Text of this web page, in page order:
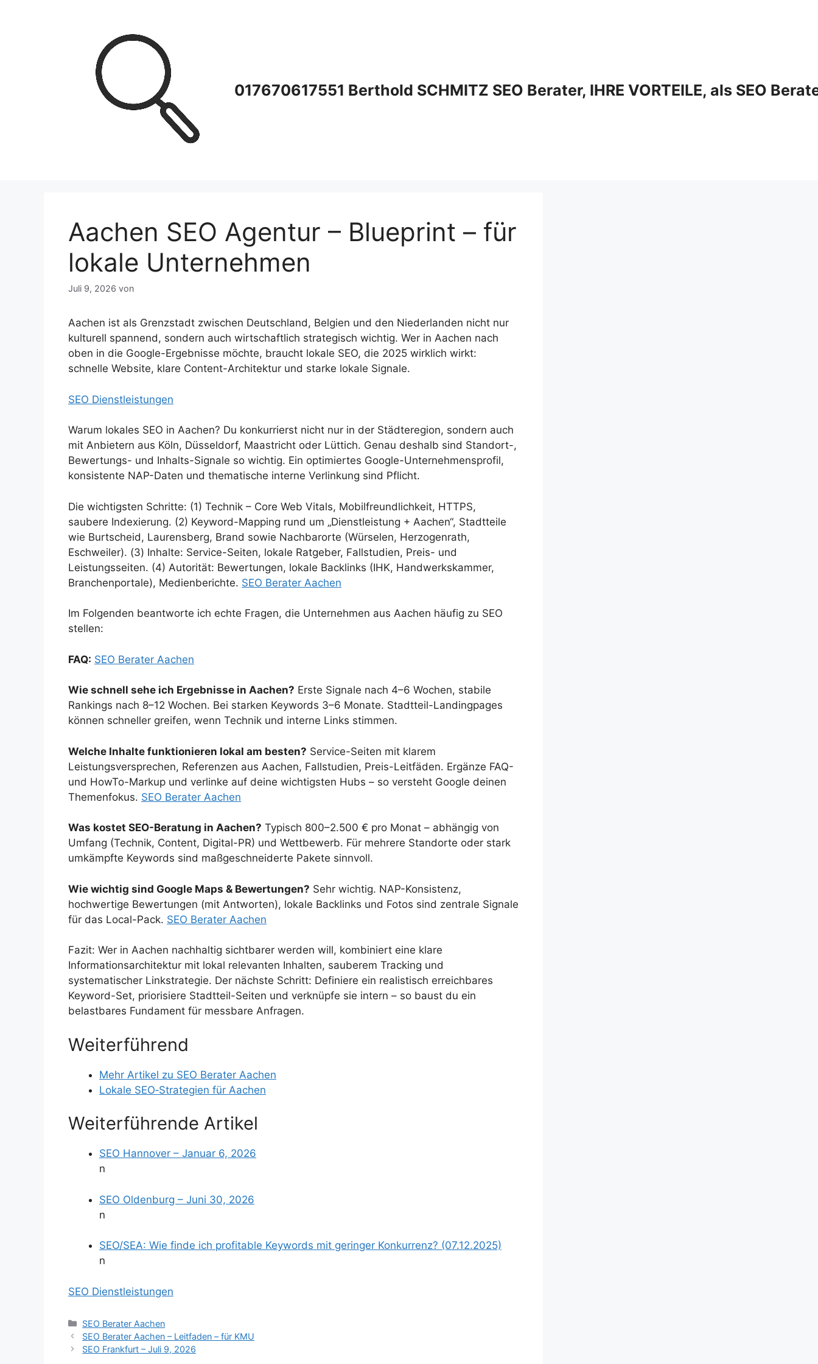
017670617551 Berthold SCHMITZ SEO Berater, IHRE VORTEILE, als SEO
Aachen SEO Agentur – Blueprint – für
lokale Unternehmen
Juli 9, 2026 von
Aachen ist als Grenzstadt zwischen Deutschland, Belgien und den Niederlanden nicht nur
kulturell spannend, sondern auch wirtschaftlich strategisch wichtig. Wer in Aachen nach
oben in die Google-Ergebnisse möchte, braucht lokale SEO, die 2025 wirklich wirkt:
schnelle Website, klare Content-Architektur und starke lokale Signale.
SEO Dienstleistungen
Warum lokales SEO in Aachen? Du konkurrierst nicht nur in der Städteregion, sondern auch
mit Anbietern aus Köln, Düsseldorf, Maastricht oder Lüttich. Genau deshalb sind Standort-,
Bewertungs- und Inhalts-Signale so wichtig. Ein optimiertes Google-Unternehmensprofil,
konsistente NAP-Daten und thematische interne Verlinkung sind Pflicht.
Die wichtigsten Schritte: (1) Technik – Core Web Vitals, Mobilfreundlichkeit, HTTPS,
saubere Indexierung. (2) Keyword-Mapping rund um „Dienstleistung + Aachen“, Stadtteile
wie Burtscheid, Laurensberg, Brand sowie Nachbarorte (Würselen, Herzogenrath,
Eschweiler). (3) Inhalte: Service-Seiten, lokale Ratgeber, Fallstudien, Preis- und
Leistungsseiten. (4) Autorität: Bewertungen, lokale Backlinks (IHK, Handwerkskammer,
Branchenportale), Medienberichte. SEO Berater Aachen
Im Folgenden beantworte ich echte Fragen, die Unternehmen aus Aachen häufig zu SEO
stellen:
FAQ: SEO Berater Aachen
Wie schnell sehe ich Ergebnisse in Aachen? Erste Signale nach 4–6 Wochen, stabile
Rankings nach 8–12 Wochen. Bei starken Keywords 3–6 Monate. Stadtteil-Landingpages
können schneller greifen, wenn Technik und interne Links stimmen.
Welche Inhalte funktionieren lokal am besten? Service-Seiten mit klarem
Leistungsversprechen, Referenzen aus Aachen, Fallstudien, Preis-Leitfäden. Ergänze FAQ-
und HowTo-Markup und verlinke auf deine wichtigsten Hubs – so versteht Google deinen
Themenfokus. SEO Berater Aachen
Was kostet SEO-Beratung in Aachen? Typisch 800–2.500 € pro Monat – abhängig von
Umfang (Technik, Content, Digital-PR) und Wettbewerb. Für mehrere Standorte oder stark
umkämpfte Keywords sind maßgeschneiderte Pakete sinnvoll.
Wie wichtig sind Google Maps & Bewertungen? Sehr wichtig. NAP-Konsistenz,
hochwertige Bewertungen (mit Antworten), lokale Backlinks und Fotos sind zentrale Signale
für das Local-Pack. SEO Berater Aachen
Fazit: Wer in Aachen nachhaltig sichtbarer werden will, kombiniert eine klare
Informationsarchitektur mit lokal relevanten Inhalten, sauberem Tracking und
systematischer Linkstrategie. Der nächste Schritt: Definiere ein realistisch erreichbares
Keyword-Set, priorisiere Stadtteil-Seiten und verknüpfe sie intern – so baust du ein
belastbares Fundament für messbare Anfragen.
Weiterführend
Mehr Artikel zu SEO Berater Aachen
Lokale SEO‑Strategien für Aachen
Weiterführende Artikel
SEO Hannover – Januar 6, 2026
n
SEO Oldenburg – Juni 30, 2026
n
SEO/SEA: Wie finde ich profitable Keywords mit geringer Konkurrenz? (07.12.2025)
n
SEO Dienstleistungen
Kategorien
SEO Berater Aachen
SEO Berater Aachen – Leitfaden – für KMU
SEO Frankfurt – Juli 9, 2026